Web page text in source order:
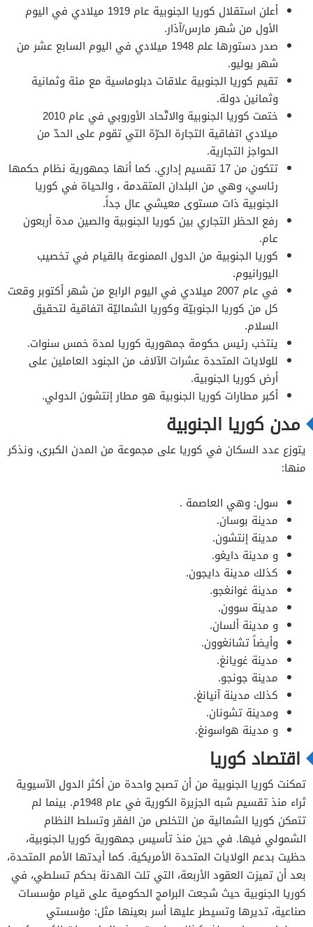
أعلن استقلال كوريا الجنوبية عام 1919 ميلادي في اليوم
الأول من شهر مارس/آذار.
صدر دستورها علم 1948 ميلادي في اليوم السابع عشر من
شهر يوليو.
تقيم كوريا الجنوبية علاقات دبلوماسية مع مئة وثمانية
وثمانين دولة.
ختمت كوريا الجنوبية والاتّحاد الأوروبي في عام 2010
ميلادي اتفاقية التجارة الحرّة التي تقوم على الحدّ من
الحواجز التجارية.
تتكون من 17 تقسيم إداري. كما أنها جمهورية نظام حكمها
رئاسي، وهي من البلدان المتقدمة ، والحياة في كوريا
الجنوبية ذات مستوى معيشي عال جداً.
رفع الحظر التجاري بين كوريا الجنوبية والصين مدة أربعون
عام.
كوريا الجنوبية من الدول الممنوعة بالقيام في تخصيب
اليورانيوم.
في عام 2007 ميلادي في اليوم الرابع من شهر أكتوبر وقعت
كل من كوريا الجنوبيّة وكوريا الشماليّة اتفاقية لتحقيق
السلام.
ينتخب رئيس حكومة جمهورية كوريا لمدة خمس سنوات.
للولايات المتحدة عشرات الآلاف من الجنود العاملين على
أرض كوريا الجنوبية.
أكبر مطارات كوريا الجنوبية هو مطار إنتشون الدولي.
مدن كوريا الجنوبية
يتوزع عدد السكان في كوريا على مجموعة من المدن الكبرى، ونذكر
منها:
سول: وهي العاصمة .
مدينة بوسان.
مدينة إنتشون.
و مدينة دايغو.
كذلك مدينة دايجون.
مدينة غوانغجو.
مدينة سوون.
و مدينة ألسان.
وأيضاً تشانغوون.
مدينة غويانغ.
مدينة جونجو.
كذلك مدينة آنيانغ.
ومدينة تشونان.
و مدينة هواسونغ.
اقتصاد كوريا
تمكنت كوريا الجنوبية من أن تصبح واحدة من أكثر الدول الآسيوية
ثراء منذ تقسيم شبه الجزيرة الكورية في عام 1948م. بينما لم
تتمكن كوريا الشمالية من التخلص من الفقر وتسلط النظام
الشمولي فيها. في حين منذ تأسيس جمهورية كوريا الجنوبية،
حظيت بدعم الولايات المتحدة الأمريكية. كما أيدتها الأمم المتحدة،
بعد أن تميزت العقود الأربعة، التي تلت الهدنة بحكم تسلطي، في
كوريا الجنوبية حيث شجعت البرامج الحكومية على قيام مؤسسات
صناعية، تديرها وتسيطر عليها أسر بعينها مثل: مؤسستي